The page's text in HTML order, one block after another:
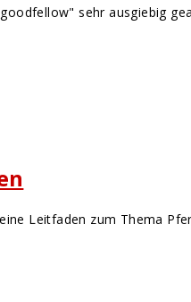
sehr ausgiebig
Leitfaden zum Thema